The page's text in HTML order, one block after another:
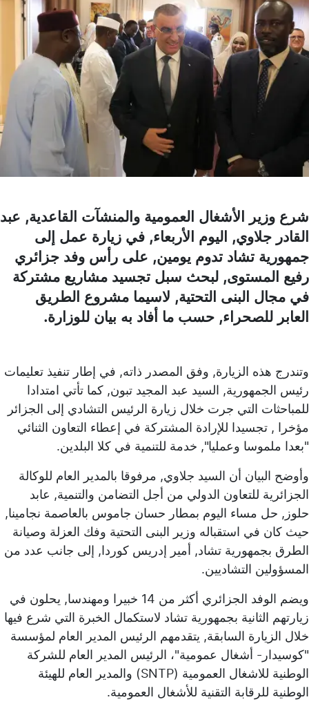
شرع وزير الأشغال العمومية والمنشآت القاعدية, عبد
القادر جلاوي, اليوم الأربعاء, في زيارة عمل إلى
جمهورية تشاد تدوم يومين, على رأس وفد جزائري
رفيع المستوى, لبحث سبل تجسيد مشاريع مشتركة
في مجال البنى التحتية, لاسيما مشروع الطريق
العابر للصحراء, حسب ما أفاد به بيان للوزارة.
وتندرج هذه الزيارة, وفق المصدر ذاته, في إطار تنفيذ تعليمات
رئيس الجمهورية, السيد عبد المجيد تبون, كما تأتي امتدادا
للمباحثات التي جرت خلال زيارة الرئيس التشادي إلى الجزائر
مؤخرا , تجسيدا للإرادة المشتركة في إعطاء التعاون الثنائي
"بعدا ملموسا وعمليا", خدمة للتنمية في كلا البلدين.
وأوضح البيان أن السيد جلاوي, مرفوقا بالمدير العام للوكالة
الجزائرية للتعاون الدولي من أجل التضامن والتنمية, عابد
حلوز, حل مساء اليوم بمطار حسان جاموس بالعاصمة نجامينا,
حيث كان في استقباله وزير البنى التحتية وفك العزلة وصيانة
الطرق بجمهورية تشاد, أمير إدريس كوردا, إلى جانب عدد من
المسؤولين التشاديين.
ويضم الوفد الجزائري أكثر من 14 خبيرا ومهندسا, يحلون في
زيارتهم الثانية بجمهورية تشاد لاستكمال الخبرة التي شرع فيها
خلال الزيارة السابقة, يتقدمهم الرئيس المدير العام لمؤسسة
"كوسيدار- أشغال عمومية"، الرئيس المدير العام للشركة
الوطنية للاشغال العمومية (SNTP) والمدير العام للهيئة
الوطنية للرقابة التقنية للأشغال العمومية.